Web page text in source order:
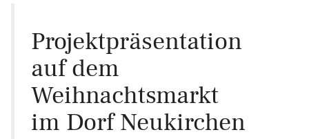
Projektpräsentation
auf dem
Weihnachtsmarkt
im Dorf Neukirchen